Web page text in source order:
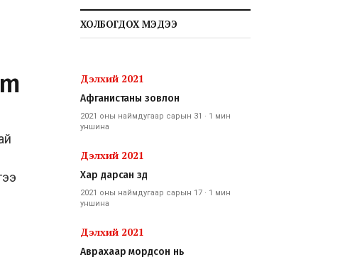
ХОЛБОГДОХ МЭДЭЭ
Дэлхий 2021
Афганистаны зовлон
2021 оны наймдугаар сарын 31 · 1 мин
уншина
Дэлхий 2021
Хар дарсан зүүд
2021 оны наймдугаар сарын 17 · 1 мин
уншина
Дэлхий 2021
Аврахаар мордсон нь